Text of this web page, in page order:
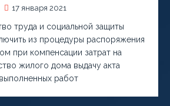
17 января 2021
труда и социальной защиты
из процедуры распоряжения
при компенсации затрат на
жилого дома выдачу акта
выполненных работ